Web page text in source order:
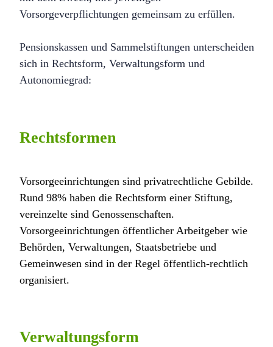
Vorsorgeverpflichtungen gemeinsam zu erfüllen.
Pensionskassen und Sammelstiftungen unterscheiden
sich in Rechtsform, Verwaltungsform und
Autonomiegrad:
Rechtsformen
Vorsorgeeinrichtungen sind privatrechtliche Gebilde.
Rund 98% haben die Rechtsform einer Stiftung,
vereinzelte sind Genossenschaften.
Vorsorgeeinrichtungen öffentlicher Arbeitgeber wie
Behörden, Verwaltungen, Staatsbetriebe und
Gemeinwesen sind in der Regel öffentlich-rechtlich
organisiert.
Verwaltungsform